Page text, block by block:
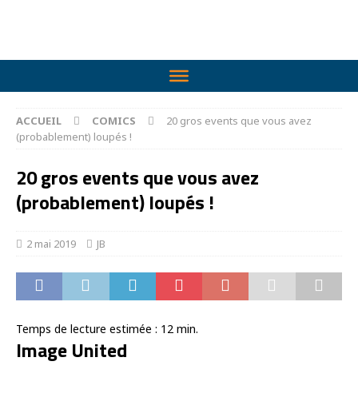
ACCUEIL COMICS
20 gros events que vous avez
(probablement) loupés !
20 gros events que vous avez
(probablement) loupés !
2 mai 2019 JB
Temps de lecture estimée : 12 min.
Image United